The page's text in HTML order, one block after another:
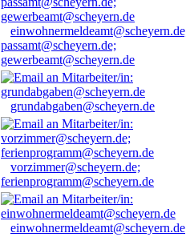
passamt@scheyern.de;
gewerbeamt@scheyern.de
grundabgaben@scheyern.de
vorzimmer@scheyern.de;
ferienprogramm@scheyern.de
einwohnermeldeamt@scheyern.de